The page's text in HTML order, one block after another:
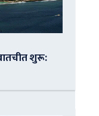
शुरू: